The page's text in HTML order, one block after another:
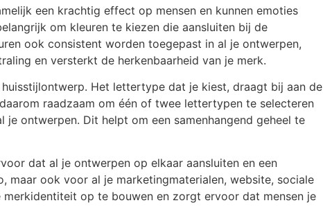
een krachtig effect op mensen en kunnen emoties
om kleuren te kiezen die aansluiten bij de
ook consistent worden toegepast in al je ontwerpen,
en versterkt de herkenbaarheid van je merk.
Het lettertype dat je kiest, draagt bij aan de
raadzaam om één of twee lettertypen te selecteren
ontwerpen. Dit helpt om een samenhangend geheel te
dat al je ontwerpen op elkaar aansluiten en een
maar ook voor al je marketingmaterialen, website, sociale
op te bouwen en zorgt ervoor dat mensen je